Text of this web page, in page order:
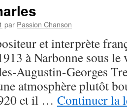
par Passion Chanson
et interprète
à Narbonne sous
Augustin-Georges
atmosphère plutôt
et il … Continuer la